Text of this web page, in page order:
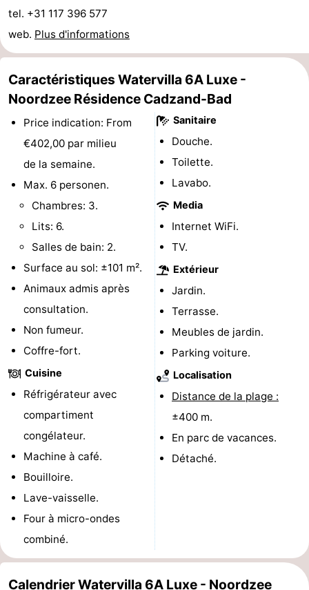
vue
Croisières
-
Terrains
de
-
Aires
jeux
-
Bowling
Parcours
mini-
Centres
bien-
Nature
Sports
-
Faire
vélo
-
Équitation
-
de
Surfen
-
Sportive
Equitation
Glossopètre
des
Boire
tel. +31 117 396 577
web. Plus d'informations
Caractéristiques Watervilla 6A Luxe -
Noordzee Résidence Cadzand-Bad
Price indication: From
€402,00 par milieu
de la semaine.
Max. 6 personen.
Chambres: 3.
Lits: 6.
Salles de bain: 2.
Surface au sol: ±101 m².
Animaux admis après
consultation.
Non fumeur.
Coffre-fort.
Cuisine
Réfrigérateur avec
compartiment
congélateur.
Machine à café.
Bouilloire.
Lave-vaisselle.
Four à micro-ondes
combiné.
Sanitaire
Douche.
Toilette.
Lavabo.
Media
Internet WiFi.
TV.
Extérieur
Jardin.
Terrasse.
Meubles de jardin.
Parking voiture.
Localisation
Distance de la plage :
±400 m.
En parc de vacances.
Détaché.
Calendrier Watervilla 6A Luxe - Noordzee